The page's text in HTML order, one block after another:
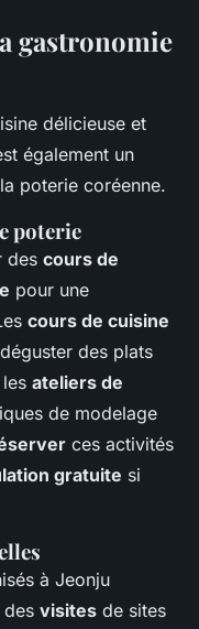
gastronomie
délicieuse et
également un
poterie coréenne.
poterie
des cours de
pour une
cours de cuisine
des plats
ateliers de
de modelage
ces activités
gratuite si
à Jeonju
visites de sites